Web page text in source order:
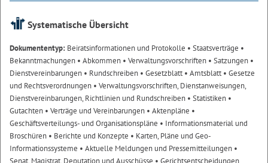
Systematische Übersicht
Dokumententyp: Beiratsinformationen und Protokolle • Staatsverträge •
Bekanntmachungen • Abkommen • Verwaltungsvorschriften • Satzungen •
Dienstvereinbarungen • Rundschreiben • Gesetzblatt• Amtsblatt• Gesetze
und Rechtsverordnungen • Verwaltungsvorschriften, Dienstanweisungen,
Dienstvereinbarungen, Richtlinien und Rundschreiben • Statistiken •
Gutachten • Verträge und Vereinbarungen • Aktenpläne •
Geschäftsverteilungs- und Organisationspläne • Informationsmaterial und
Broschüren • Berichte und Konzepte • Karten, Pläne und Geo-
Informationssysteme • Aktuelle Meldungen und Pressemitteilungen •